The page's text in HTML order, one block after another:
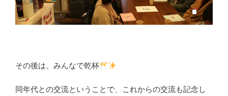
その後は、みんなで乾杯
同年代との交流ということで、これからの交流も記念し